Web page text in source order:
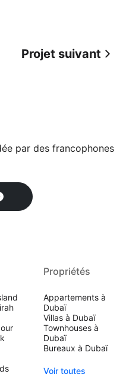
Projet suivant
par des francophones
Propriétés
Appartements à
Dubaï
Villas à Dubaï
Townhouses à
Dubaï
Bureaux à Dubaï
Voir toutes